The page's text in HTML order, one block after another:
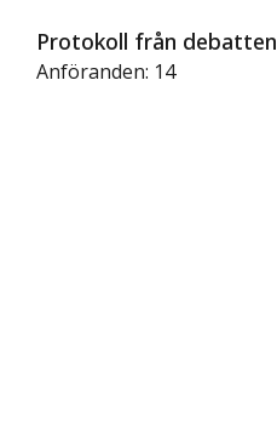
Protokoll från debatten
Anföranden: 14